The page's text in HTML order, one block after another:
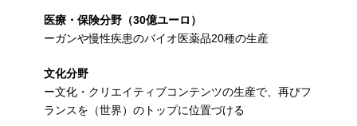
医療・保険分野（30億ユーロ）
ーガンや慢性疾患のバイオ医薬品20種の生産
文化分野
ー文化・クリエイティブコンテンツの生産で、再びフ
ランスを（世界）のトップに位置づける